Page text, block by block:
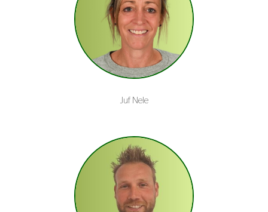
Juf Nele